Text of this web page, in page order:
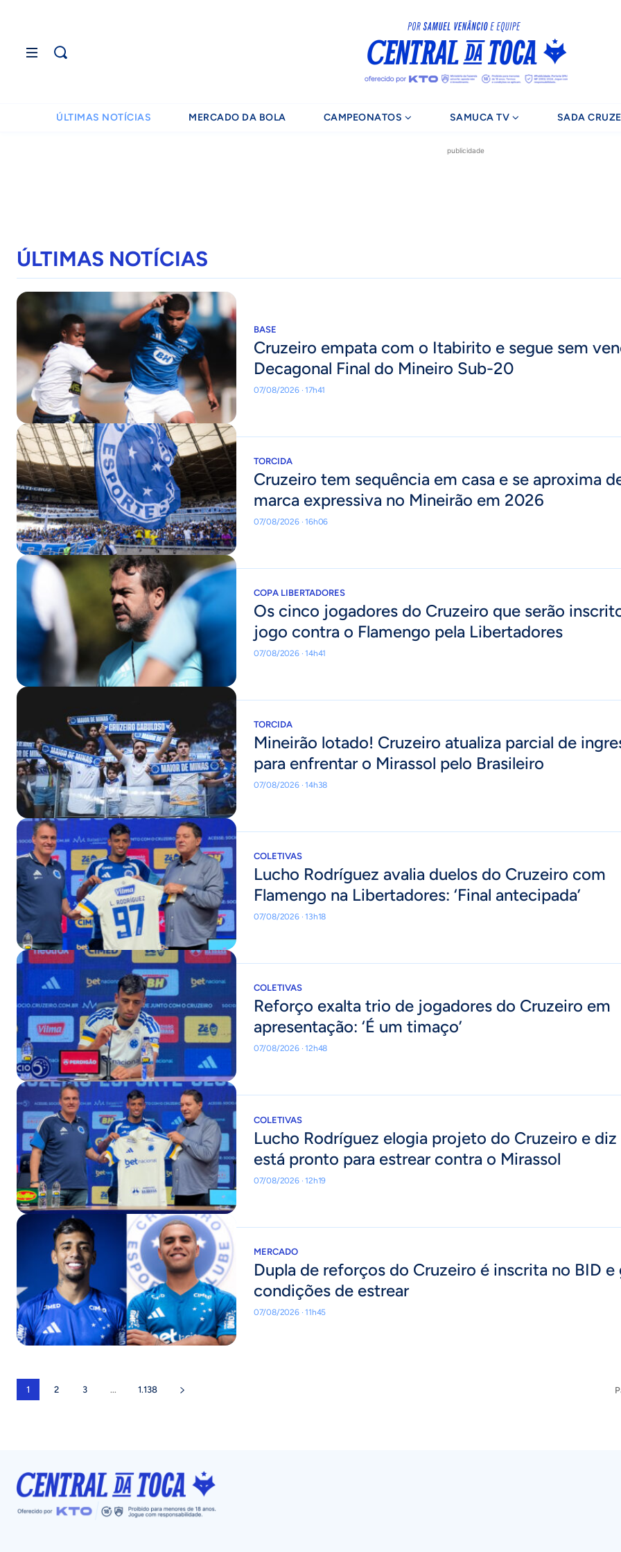
ÚLTIMAS NOTÍCIAS MERCADO DA BOLA CAMPEONATOS SAMUCA TV SADA
publicidade
ÚLTIMAS NOTÍCIAS
BASE
Cruzeiro empata com o Itabirito e segue sem
Decagonal Final do Mineiro Sub-20
07/08/2026 · 17h41
TORCIDA
Cruzeiro tem sequência em casa e se aproxima
marca expressiva no Mineirão em 2026
07/08/2026 · 16h06
COPA LIBERTADORES
Os cinco jogadores do Cruzeiro que serão
jogo contra o Flamengo pela Libertadores
07/08/2026 · 14h41
TORCIDA
Mineirão lotado! Cruzeiro atualiza parcial de
para enfrentar o Mirassol pelo Brasileiro
07/08/2026 · 14h38
COLETIVAS
Lucho Rodríguez avalia duelos do Cruzeiro com
Flamengo na Libertadores: ‘Final antecipada’
07/08/2026 · 13h18
COLETIVAS
Reforço exalta trio de jogadores do Cruzeiro em
apresentação: ‘É um timaço’
07/08/2026 · 12h48
COLETIVAS
Lucho Rodríguez elogia projeto do Cruzeiro e diz
está pronto para estrear contra o Mirassol
07/08/2026 · 12h19
MERCADO
Dupla de reforços do Cruzeiro é inscrita no BID e
condições de estrear
07/08/2026 · 11h45
1 2 3 ... 1.138